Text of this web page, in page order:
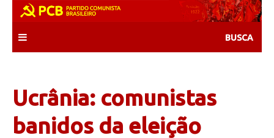
content
Ucrânia: comunistas
banidos da eleição